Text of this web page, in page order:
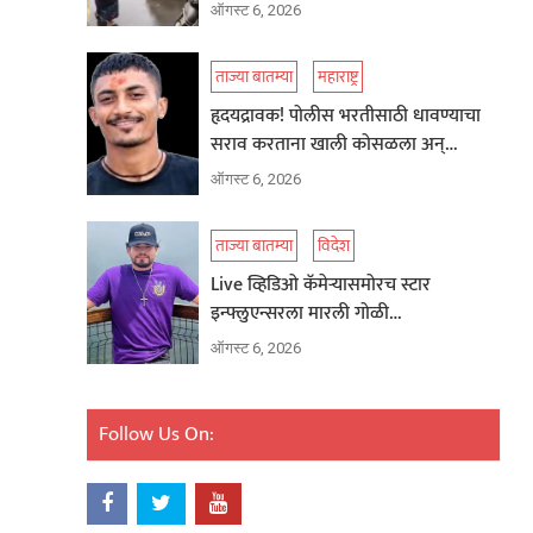
ऑगस्ट 6, 2026
ताज्या बातम्या महाराष्ट्र
हृदयद्रावक! पोलीस भरतीसाठी धावण्याचा
सराव करताना खाली कोसळला अन्…
ऑगस्ट 6, 2026
ताज्या बातम्या विदेश
Live व्हिडिओ कॅमेऱ्यासमोरच स्टार
इन्फ्लुएन्सरला मारली गोळी…
ऑगस्ट 6, 2026
Follow Us On: